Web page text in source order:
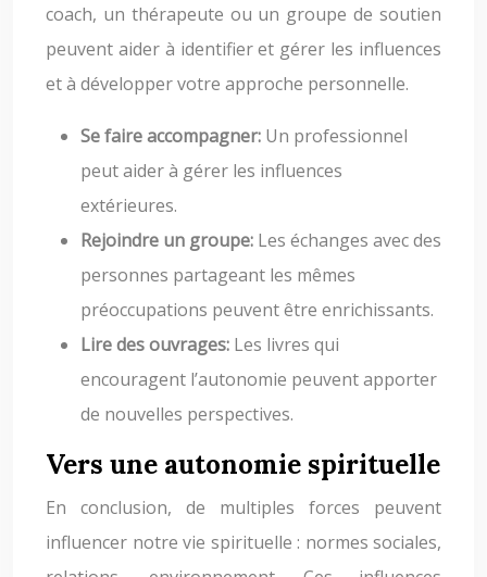
coach, un thérapeute ou un groupe de soutien
peuvent aider à identifier et gérer les influences
et à développer votre approche personnelle.
Se faire accompagner: Un professionnel
peut aider à gérer les influences
extérieures.
Rejoindre un groupe: Les échanges avec des
personnes partageant les mêmes
préoccupations peuvent être enrichissants.
Lire des ouvrages: Les livres qui
encouragent l’autonomie peuvent apporter
de nouvelles perspectives.
Vers une autonomie spirituelle
En conclusion, de multiples forces peuvent
influencer notre vie spirituelle : normes sociales,